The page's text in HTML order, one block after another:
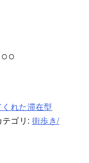
れた滞在型
テゴリ: 街歩き/